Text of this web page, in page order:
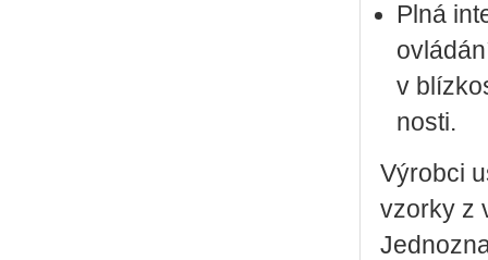
Plná
v
nos­ti.
Vý­rob­ci
vzor­ky z